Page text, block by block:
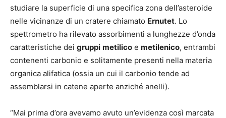
studiare la superficie di una specifica zona dell’asteroide
nelle vicinanze di un cratere chiamato Ernutet. Lo
spettrometro ha rilevato assorbimenti a lunghezze d’onda
caratteristiche dei gruppi metilico e metilenico, entrambi
contenenti carbonio e solitamente presenti nella materia
organica alifatica (ossia un cui il carbonio tende ad
assemblarsi in catene aperte anziché anelli).
“Mai prima d’ora avevamo avuto un’evidenza così marcata